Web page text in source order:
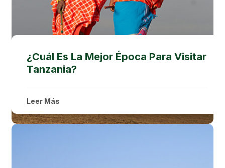
¿Cuál Es La Mejor Época Para Visitar
Tanzania?
Leer Más